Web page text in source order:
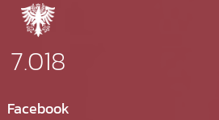
7.018
Facebook